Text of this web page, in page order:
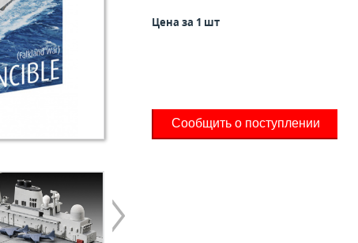
Цена за 1 шт
Сообщить о поступлении